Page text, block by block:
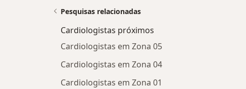
Pesquisas relacionadas
Cardiologistas próximos
Cardiologistas em Zona 05
Cardiologistas em Zona 04
Cardiologistas em Zona 01